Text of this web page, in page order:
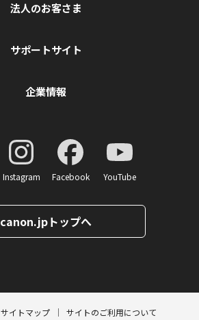
法人のお客さま
サポートサイト
企業情報
Instagram Facebook YouTube
canon.jpトップへ
サイトマップ サイトのご利用について